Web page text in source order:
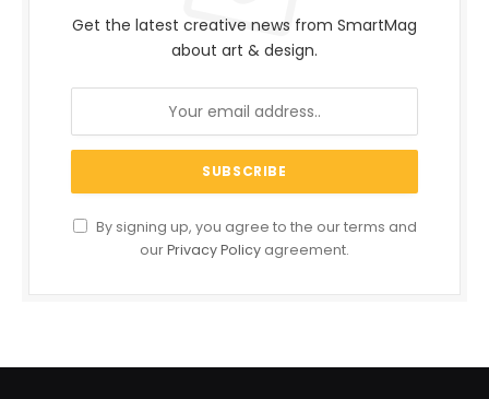
Get the latest creative news from SmartMag
about art & design.
By signing up, you agree to the our terms and
ourPrivacy Policy agreement.